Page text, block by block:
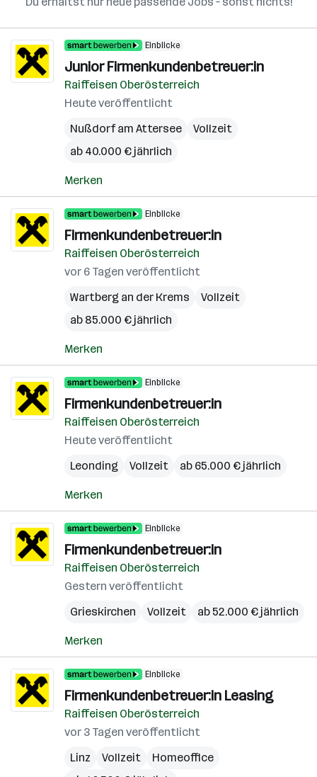
Einblicke
Junior Firmenkundenbetreuer:in
Raiffeisen Oberösterreich
Heute veröffentlicht
Nußdorf am Attersee
Vollzeit
ab 40.000 € jährlich
Merken
Einblicke
Firmenkundenbetreuer:in
Raiffeisen Oberösterreich
vor 6 Tagen veröffentlicht
Wartberg an der Krems
Vollzeit
ab 85.000 € jährlich
Merken
Einblicke
Firmenkundenbetreuer:in
Raiffeisen Oberösterreich
Heute veröffentlicht
Leonding
Vollzeit ab 65.000 € jährlich
Merken
Einblicke
Firmenkundenbetreuer:in
Raiffeisen Oberösterreich
Gestern veröffentlicht
Grieskirchen
Vollzeit ab 52.000 € jährlich
Merken
Einblicke
Firmenkundenbetreuer:in Leasing
Raiffeisen Oberösterreich
vor 3 Tagen veröffentlicht
Linz
Vollzeit
Homeoffice